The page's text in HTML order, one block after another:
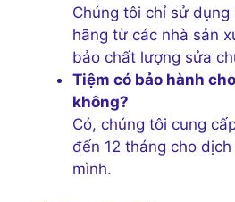
Chúng tôi chỉ sử dụng
hãng từ các nhà sản
bảo chất lượng sửa
Tiệm có bảo hành
không?
Có, chúng tôi cung
đến 12 tháng cho
mình.